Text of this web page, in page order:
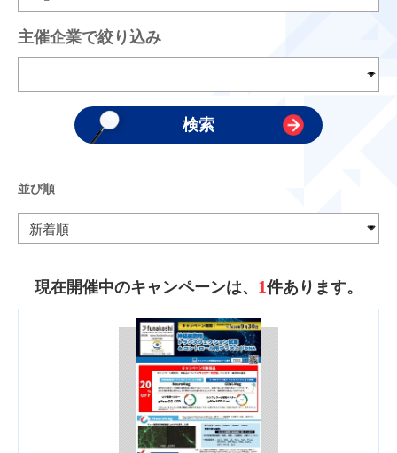
主催企業で絞り込み
並び順
現在開催中のキャンペーンは、 1件あります。